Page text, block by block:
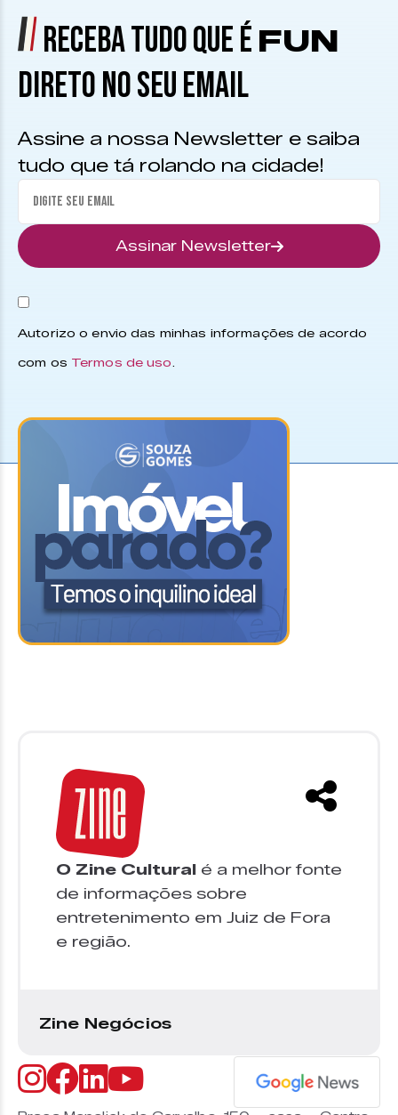
RECEBA TUDO QUE É FUN
DIRETO NO SEU EMAIL
Assine a nossa Newsletter e saiba
tudo que tá rolando na cidade!
Assinar Newsletter
Autorizo o envio das minhas informações de acordo
com os Termos de uso.
O Zine Cultural é a melhor fonte
de informações sobre
entretenimento em Juiz de Fora
e região.
Zine Negócios